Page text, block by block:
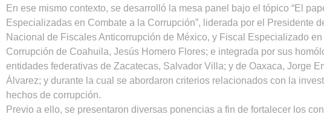
En ese mismo contexto, se desarrolló la mesa panel bajo el tópico “El
Especializadas en Combate a la Corrupción”, liderada por el Presidente
Nacional de Fiscales Anticorrupción de México, y Fiscal Especializado
Corrupción de Coahuila, Jesús Homero Flores; e integrada por sus
entidades federativas de Zacatecas, Salvador Villa; y de Oaxaca, Jorge
Álvarez; y durante la cual se abordaron criterios relacionados con la
hechos de corrupción.
Previo a ello, se presentaron diversas ponencias a fin de fortalecer los